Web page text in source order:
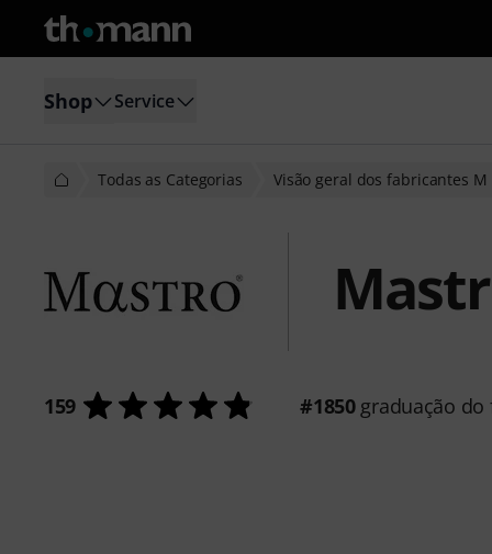
Shop Service
Todas as Categorias Visão geral dos fabricantes M
159 #1850graduação do